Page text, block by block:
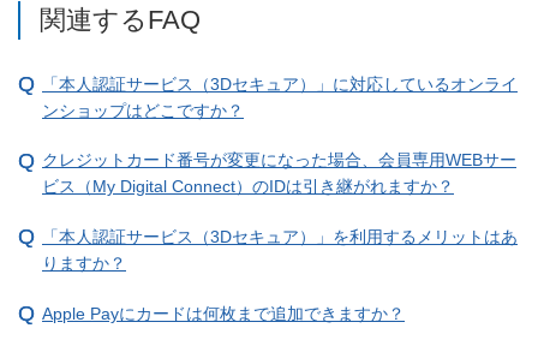
関連するFAQ
「本人認証サービス（3Dセキュア）」に対応しているオンライ
ンショップはどこですか？
クレジットカード番号が変更になった場合、会員専用WEBサー
ビス（My Digital Connect）のIDは引き継がれますか？
「本人認証サービス（3Dセキュア）」を利用するメリットはあ
りますか？
Apple Payにカードは何枚まで追加できますか？